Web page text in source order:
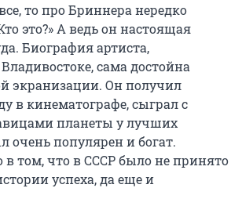
то про Бриннера нередко
это?» А ведь он настоящая
Биография артиста,
сама достойна
экранизации. Он получил
в кинематографе, сыграл с
планеты у лучших
очень популярен и богат.
в том, что в СССР было не принято
успеха, да еще и